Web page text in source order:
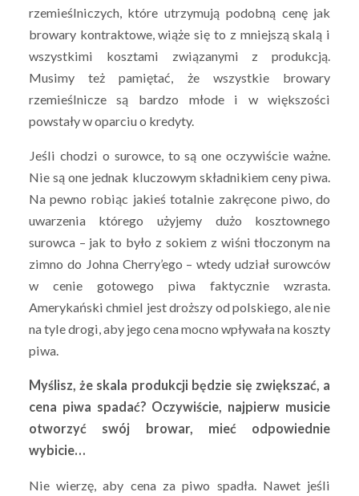
rzemieślniczych, które utrzymują podobną cenę jak
browary kontraktowe, wiąże się to z mniejszą skalą i
wszystkimi kosztami związanymi z produkcją.
Musimy też pamiętać, że wszystkie browary
rzemieślnicze są bardzo młode i w większości
powstały w oparciu o kredyty.
Jeśli chodzi o surowce, to są one oczywiście ważne.
Nie są one jednak kluczowym składnikiem ceny piwa.
Na pewno robiąc jakieś totalnie zakręcone piwo, do
uwarzenia którego użyjemy dużo kosztownego
surowca – jak to było z sokiem z wiśni tłoczonym na
zimno do Johna Cherry’ego – wtedy udział surowców
w cenie gotowego piwa faktycznie wzrasta.
Amerykański chmiel jest droższy od polskiego, ale nie
na tyle drogi, aby jego cena mocno wpływała na koszty
piwa.
Myślisz, że skala produkcji będzie się zwiększać, a
cena piwa spadać? Oczywiście, najpierw musicie
otworzyć swój browar, mieć odpowiednie
wybicie…
Nie wierzę, aby cena za piwo spadła. Nawet jeśli